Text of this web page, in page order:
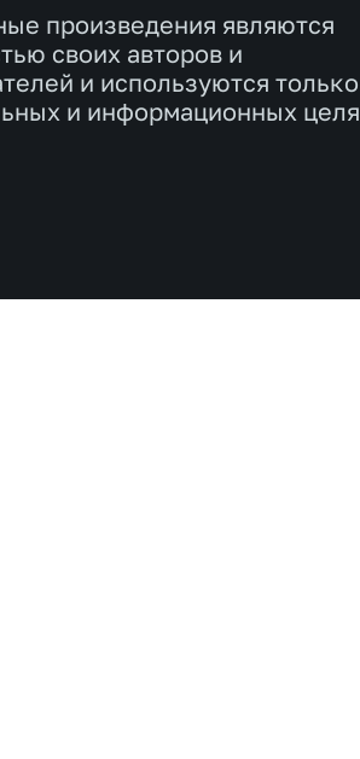
произведения являются
своих авторов и
и используются
и информационных